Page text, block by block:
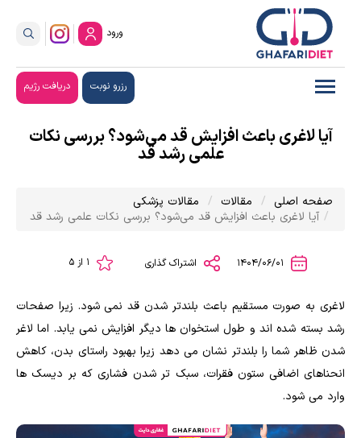
ورود
رزرو نوبت دریافت رژیم
آیا لاغری باعث افزایش قد می‌شود؟ بررسی نکات
علمی رشد قد
صفحه اصلی مقالات
مقالات پزشکی
آیا لاغری باعث افزایش قد می‌شود؟ بررسی نکات علمی رشد قد
اشتراک گذاری
لاغری به صورت مستقیم باعث بلندتر شدن قد نمی شود. زیرا صفحات
رشد بسته شده اند و طول استخوان ها دیگر افزایش نمی یابد. اما لاغر
شدن ظاهر شما را بلندتر نشان می دهد زیرا بهبود راستای بدن، کاهش
انحناهای اضافی ستون فقرات، سبک تر شدن فشاری که بر دیسک ها
وارد می شود.